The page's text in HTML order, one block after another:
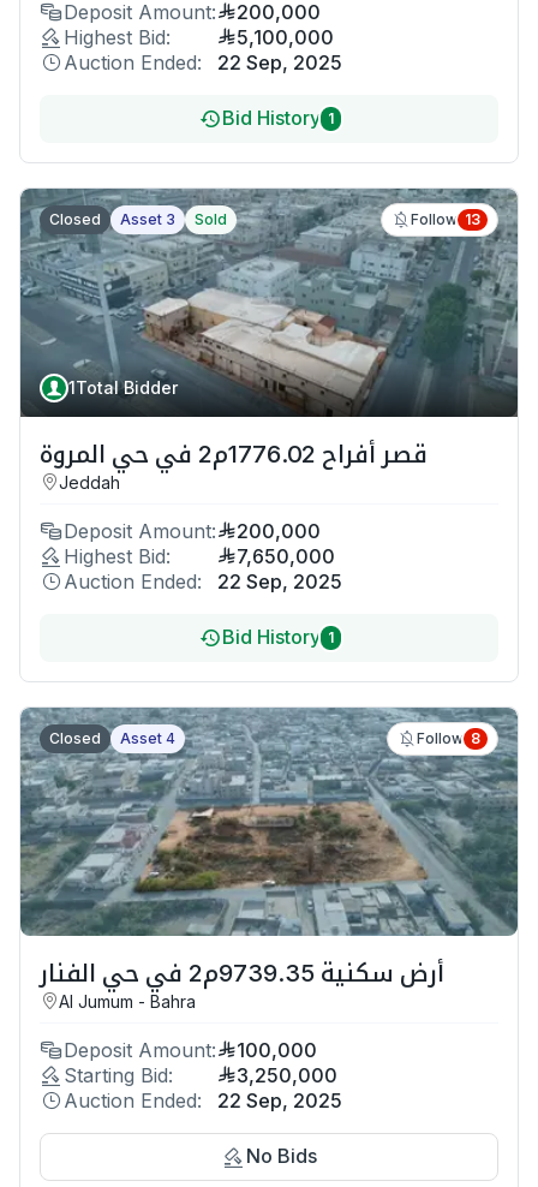
Deposit Amount:
200,000
Highest Bid:
5,100,000
Auction Ended:
22 Sep, 2025
Bid History 1
Closed Asset 3 Sold Follow 13
1Total Bidder
قصر أفراح 1776.02م2 في حي المروة
Jeddah
Deposit Amount:
200,000
Highest Bid:
7,650,000
Auction Ended:
22 Sep, 2025
Bid History 1
Closed Asset 4 Follow 8
أرض سكنية 9739.35م2 في حي الفنار
Al Jumum - Bahra
Deposit Amount:
100,000
Starting Bid:
3,250,000
Auction Ended:
22 Sep, 2025
No Bids